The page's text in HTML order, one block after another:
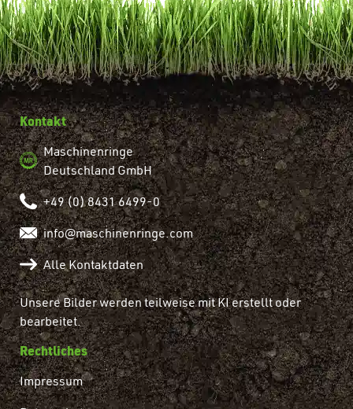
Kontakt
Maschinenringe
Deutschland GmbH
+49 (0) 8431 6499-0
info@maschinenringe.com
Alle Kontaktdaten
Unsere Bilder werden teilweise mit KI erstellt oder
bearbeitet.
Rechtliches
Impressum